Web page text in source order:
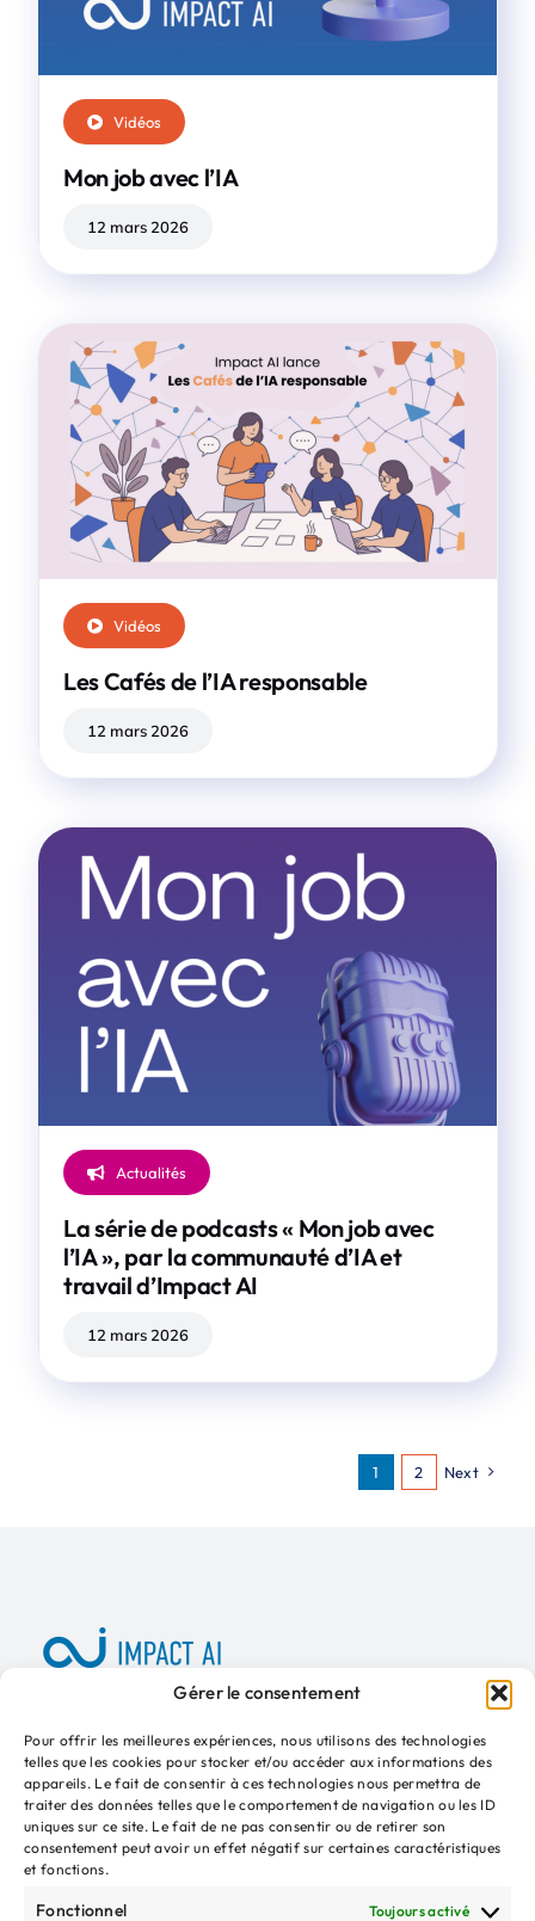
Gérer le consentement
Pour offrir les meilleures expériences, nous utilisons des technologies
telles que les cookies pour stocker et/ou accéder aux informations des
appareils. Le fait de consentir à ces technologies nous permettra de
traiter des données telles que le comportement de navigation ou les ID
uniques sur ce site. Le fait de ne pas consentir ou de retirer son
consentement peut avoir un effet négatif sur certaines caractéristiques
et fonctions.
Fonctionnel Toujours activé
Vidéos
Mon job avec l’IA
12 mars 2026
Vidéos
Les Cafés de l’IA responsable
12 mars 2026
Actualités
La série de podcasts « Mon job avec
l’IA », par la communauté d’IA et
travail d’Impact AI
12 mars 2026
1 2 Next
Presse Kit média Adhérer
INSCRIPTION NEWSLETTER
Votre